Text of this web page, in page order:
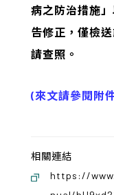
病之防治措施
告修正，僅檢
請查照。
(來文請參閱附
相關連結
https://